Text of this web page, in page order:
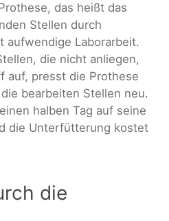
das heißt das
Stellen durch
aufwendige Laborarbeit.
die nicht anliegen,
auf, presst die Prothese
bearbeiten Stellen neu.
halben Tag auf seine
die Unterfütterung kostet
die